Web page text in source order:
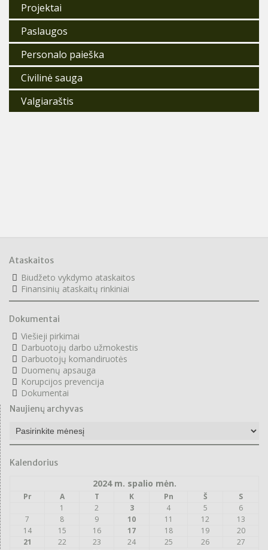
Projektai
Paslaugos
Personalo paieška
Civilinė sauga
Valgiaraštis
Ataskaitos
Biudžeto vykdymo ataskaitos
Finansinių ataskaitų rinkiniai
Dokumentai
Viešieji pirkimai
Darbuotojų darbo užmokestis
Darbuotojų komandiruotės
Duomenų apsauga
Korupcijos prevencija
Dokumentai
Naujienų archyvas
Naujienų
archyvas
Kalendorius
2024 m. spalio mėn.
Pr A T K Pn Š
S
1
2 3 4 5
6
7
8 9 10 11 12
13
14
15 16 17 18 19
20
21
22 23 24 25 26
27